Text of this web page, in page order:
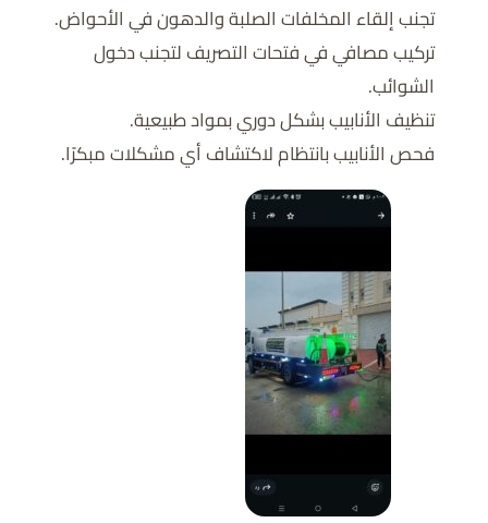
تجنب إلقاء المخلفات الصلبة والدهون في الأحواض.
تركيب مصافي في فتحات التصريف لتجنب دخول
الشوائب.
تنظيف الأنابيب بشكل دوري بمواد طبيعية.
فحص الأنابيب بانتظام لاكتشاف أي مشكلات مبكرًا.